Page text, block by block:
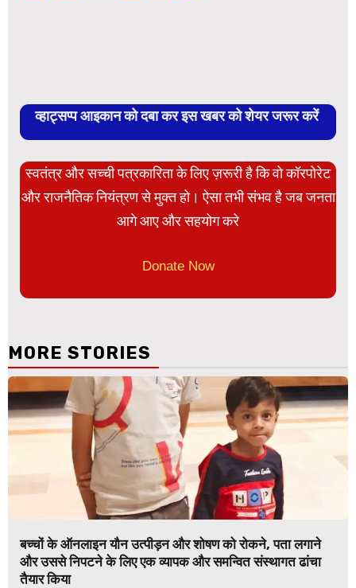
व्हाट्सप्प आइकान को दबा कर इस खबर को शेयर जरूर करें
स्वतंत्र और सच्ची पत्रकारिता के लिए ज़रूरी है कि वो कॉरपोरेट
और राजनैतिक नियंत्रण से मुक्त हो। ऐसा तभी संभव है जब जनता
आगे आए और सहयोग करे
Donate Now
MORE STORIES
बच्चों के ऑनलाइन यौन उत्पीड़न और शोषण को रोकने, पता लगाने
और उससे निपटने के लिए एक व्यापक और समन्वित संस्थागत ढांचा
तैयार किया